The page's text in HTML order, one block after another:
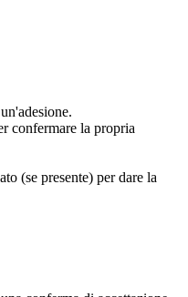
confermare la propria
(se presente) per dare la